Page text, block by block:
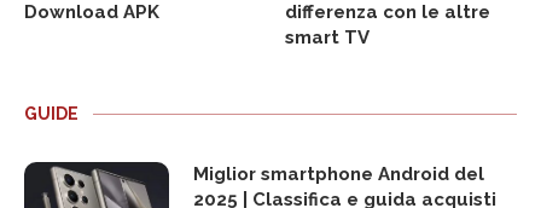
Download APK
differenza con le altre
smart TV
GUIDE
Miglior smartphone Android del
2025 | Classifica e guida acquisti